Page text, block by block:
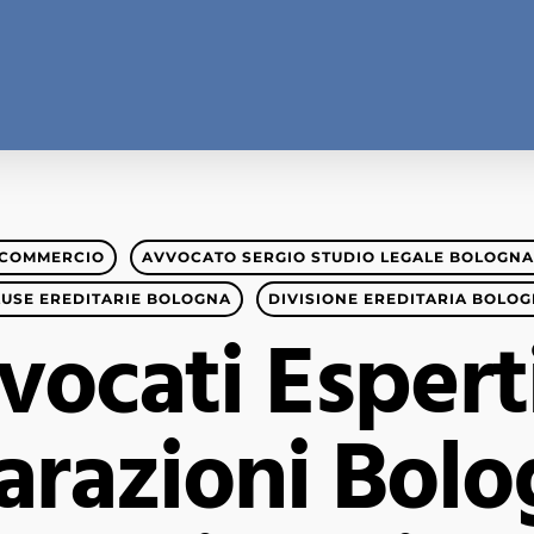
AVVOCATO SERGIO STUDIO LEGALE
EREDITARIE BOLOGNA DIVISIONE EREDITARIA